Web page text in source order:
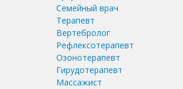
Семейный врач
Терапевт
Вертебролог
Рефлексотерапевт
Озонотерапевт
Гирудотерапевт
Массажист